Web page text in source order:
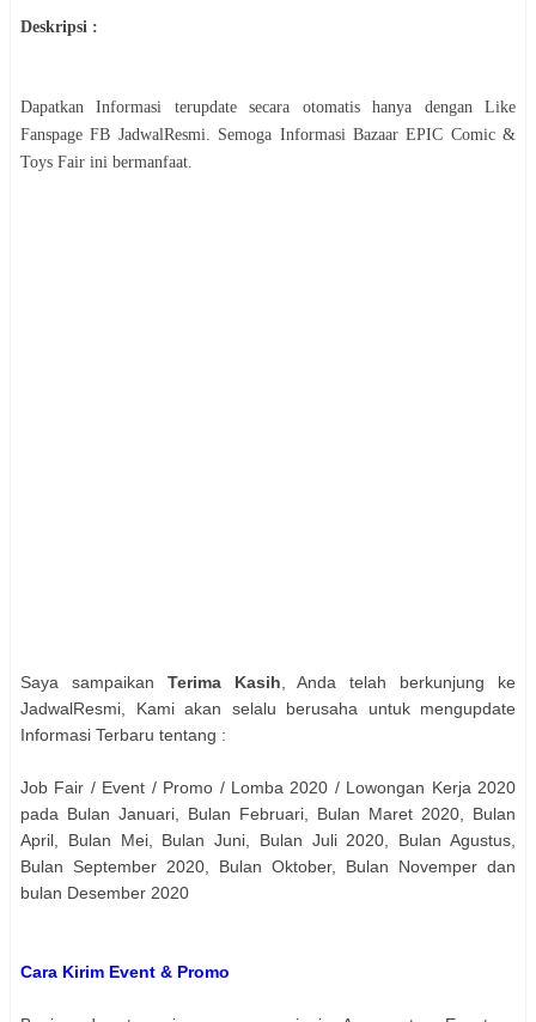
Deskripsi :
Dapatkan Informasi terupdate secara otomatis hanya dengan Like
Fanspage FB JadwalResmi. Semoga Informasi Bazaar EPIC Comic &
Toys Fair ini bermanfaat.
Saya sampaikan Terima Kasih , Anda telah berkunjung ke
JadwalResmi, Kami akan selalu berusaha untuk mengupdate
Informasi Terbaru tentang :
Job Fair / Event / Promo / Lomba 2020 / Lowongan Kerja 2020
pada Bulan Januari, Bulan Februari, Bulan Maret 2020, Bulan
April, Bulan Mei, Bulan Juni, Bulan Juli 2020, Bulan Agustus,
Bulan September 2020, Bulan Oktober, Bulan Novemper dan
bulan Desember 2020
Cara Kirim Event & Promo